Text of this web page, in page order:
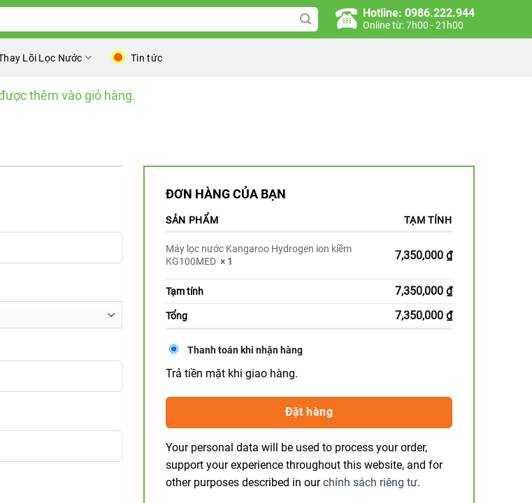
Hotline: 0986.222.944
Online từ: 7h00 - 21h00
Lõi Lọc Nước Tin tức
thêm vào giỏ hàng.
ĐƠN HÀNG CỦA BẠN
SẢN PHẨM TẠM TÍNH
Máy lọc nước Kangaroo Hydrogen ion kiềm
KG100MED × 1 7,350,000 ₫
Tạm tính 7,350,000 ₫
Tổng 7,350,000 ₫
Thanh toán khi nhận hàng
Trả tiền mặt khi giao hàng.
Đặt hàng
Your personal data will be used to process your order,
support your experience throughout this website, and for
other purposes described in ourchính sách riêng tư.